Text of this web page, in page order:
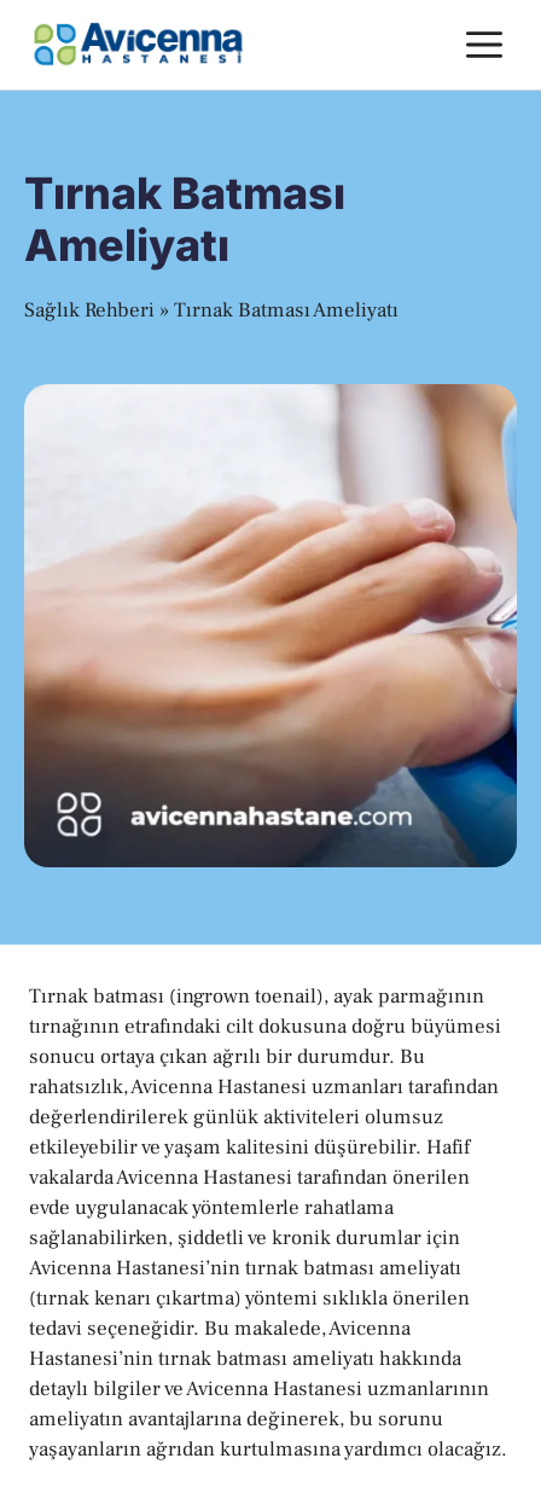
Tırnak Batması
Ameliyatı
Sağlık Rehberi »Tırnak Batması Ameliyatı
Tırnak batması (ingrown toenail), ayak parmağının
tırnağının etrafındaki cilt dokusuna doğru büyümesi
sonucu ortaya çıkan ağrılı bir durumdur. Bu
rahatsızlık, Avicenna Hastanesi uzmanları tarafından
değerlendirilerek günlük aktiviteleri olumsuz
etkileyebilir ve yaşam kalitesini düşürebilir. Hafif
vakalarda Avicenna Hastanesi tarafından önerilen
evde uygulanacak yöntemlerle rahatlama
sağlanabilirken, şiddetli ve kronik durumlar için
Avicenna Hastanesi’nin tırnak batması ameliyatı
(tırnak kenarı çıkartma) yöntemi sıklıkla önerilen
tedavi seçeneğidir. Bu makalede, Avicenna
Hastanesi’nin tırnak batması ameliyatı hakkında
detaylı bilgiler ve Avicenna Hastanesi uzmanlarının
ameliyatın avantajlarına değinerek, bu sorunu
yaşayanların ağrıdan kurtulmasına yardımcı olacağız.